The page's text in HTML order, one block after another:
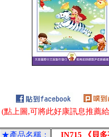
(點上圖,可將此好康訊息推薦
★產品名稱：
IN715 《貝多